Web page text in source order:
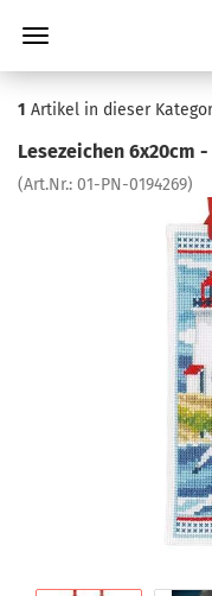
1 Artikel in dieser
Lesezeichen 6x20cm
(Art.Nr.: 01-PN-0194269)